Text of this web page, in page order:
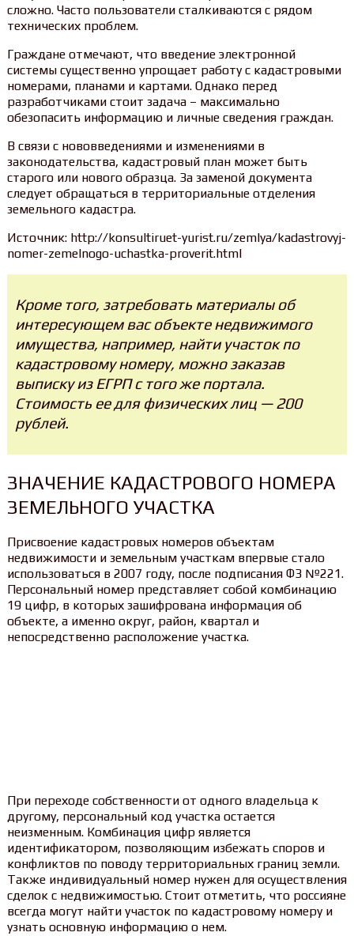
сложно. Часто пользователи сталкиваются с рядом
технических проблем.
Граждане отмечают, что введение электронной
системы существенно упрощает работу с кадастровыми
номерами, планами и картами. Однако перед
разработчиками стоит задача – максимально
обезопасить информацию и личные сведения граждан.
В связи с нововведениями и изменениями в
законодательства, кадастровый план может быть
старого или нового образца. За заменой документа
следует обращаться в территориальные отделения
земельного кадастра.
Источник: http://konsultiruet-yurist.ru/zemlya/kadastrovyj-
nomer-zemelnogo-uchastka-proverit.html
Кроме того, затребовать материалы об
интересующем вас объекте недвижимого
имущества, например, найти участок по
кадастровому номеру, можно заказав
выписку из ЕГРП с того же портала.
Стоимость ее для физических лиц — 200
рублей.
ЗНАЧЕНИЕ КАДАСТРОВОГО НОМЕРА
ЗЕМЕЛЬНОГО УЧАСТКА
Присвоение кадастровых номеров объектам
недвижимости и земельным участкам впервые стало
использоваться в 2007 году, после подписания ФЗ №221.
Персональный номер представляет собой комбинацию
19 цифр, в которых зашифрована информация об
объекте, а именно округ, район, квартал и
непосредственно расположение участка.
При переходе собственности от одного владельца к
другому, персональный код участка остается
неизменным. Комбинация цифр является
идентификатором, позволяющим избежать споров и
конфликтов по поводу территориальных границ земли.
Также индивидуальный номер нужен для осуществления
сделок с недвижимостью. Стоит отметить, что россияне
всегда могут найти участок по кадастровому номеру и
узнать основную информацию о нем.